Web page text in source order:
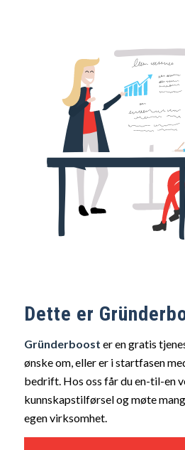
Dette er
Gründerboost er en gratis
ønske om, eller er i startfasen
bedrift. Hos oss får du en-til-en
kunnskapstilførsel og møte
egen virksomhet.